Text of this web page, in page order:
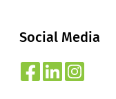
Social Media